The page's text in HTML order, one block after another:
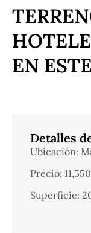
EN
Detalles
Ubicación:
Precio:
Superficie: